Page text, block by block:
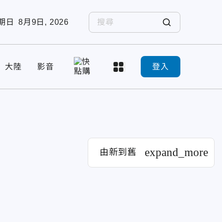
日 8月9日, 2026
大陸 影音 登入
由新到舊 expand_more